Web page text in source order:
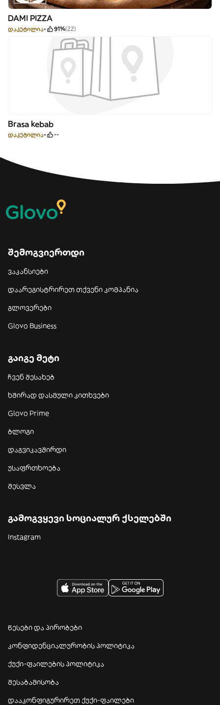
DAMI PIZZA
დაკეტილია 91%(22)
Brasa kebab
დაკეტილია --
შემოგვიერთდი
ვაკანსიები
დაარეგისტრირეთ თქვენი კომპანია
გლოვერები
Glovo Business
გაიგე მეტი
ჩვენ შესახებ
ხშირად დასმული კითხვები
Glovo Prime
ბლოგი
დაგვიკავშირდი
უსაფრთხოება
შესვლა
გამოგვყევი სოციალურ ქსელებში
Instagram
წესები და პირობები
კონფიდენციალურობის პოლიტიკა
ქუქი-ფაილების პოლიტიკა
შესაბამისობა
დააკონფიგურირეთ ქუქი-ფაილები